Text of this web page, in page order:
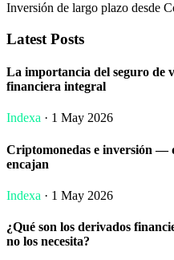
Inversión de largo plazo desde
Latest Posts
La importancia del seguro de
financiera integral
Indexa · 1 May 2026
Criptomonedas e inversión —
encajan
Indexa · 1 May 2026
¿Qué son los derivados
no los necesita?